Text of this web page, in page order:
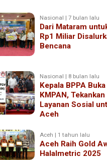
Nasional | 7 bulan lalu
Dari Mataram
Rp1 Miliar
Bencana
Nasional | 8 bulan lalu
Kepala BPPA
KMPAN,
Layanan Sosial
Aceh
Aceh | 1 tahun lalu
Aceh Raih Gold
Halalmetric 2025